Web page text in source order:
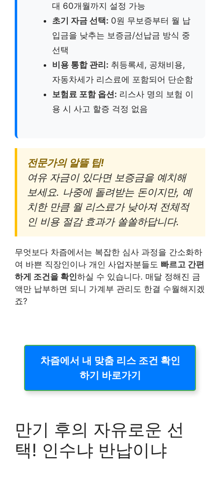
대 60개월까지 설정 가능
초기 자금 선택: 0원 무보증부터 월 납
입금을 낮추는 보증금/선납금 방식 중
선택
비용 통합 관리: 취등록세, 공채비용,
자동차세가 리스료에 포함되어 단순함
보험료 포함 옵션: 리스사 명의 보험 이
용 시 사고 할증 걱정 없음
전문가의 알뜰 팁!
여유 자금이 있다면 보증금을 예치해
보세요. 나중에 돌려받는 돈이지만, 예
치한 만큼 월 리스료가 낮아져 전체적
인 비용 절감 효과가 쏠쏠하답니다.
무엇보다 차즘에서는 복잡한 심사 과정을 간소화하
여 바쁜 직장인이나 개인 사업자분들도 빠르고 간편
하게 조건을 확인하실 수 있습니다. 매달 정해진 금
액만 납부하면 되니 가계부 관리도 한결 수월해지겠
죠?
차즘에서 내 맞춤 리스 조건 확인
하기 바로가기
만기 후의 자유로운 선
택! 인수냐 반납이냐